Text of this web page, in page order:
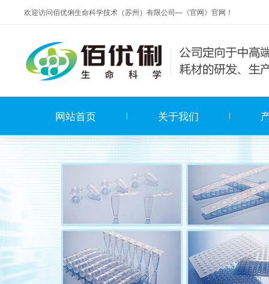
欢迎访问佰优俐生命科学技术（苏州）有限公司—《官网》官网！
网站首页 关于我们